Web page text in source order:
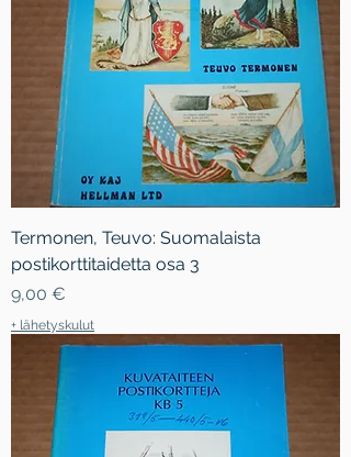
Termonen, Teuvo: Suomalaista
postikorttitaidetta osa 3
Hinta
9,00 €
+ lähetyskulut